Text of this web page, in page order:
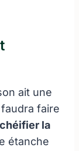
ait une
faire
la
étanche